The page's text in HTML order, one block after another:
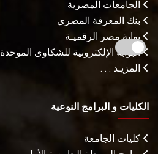
الجامعات المصرية
بنك المعرفة المصري
بوابة مصر الرقميـة
البوابة الإلكترونية للشكاوى الموحدة
المزيـد . . .
الكليات و البرامج النوعية
كليات الجامعة